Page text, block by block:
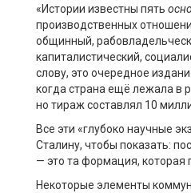
«Истории известны пять
производственных
общинный,
капиталистический,
слову, это очередное
когда страна ещё лежала в
но тираж составлял 10
Все эти «глубоко научные
Сталину, чтобы показать:
— это та формация, которая
Некоторые элементы